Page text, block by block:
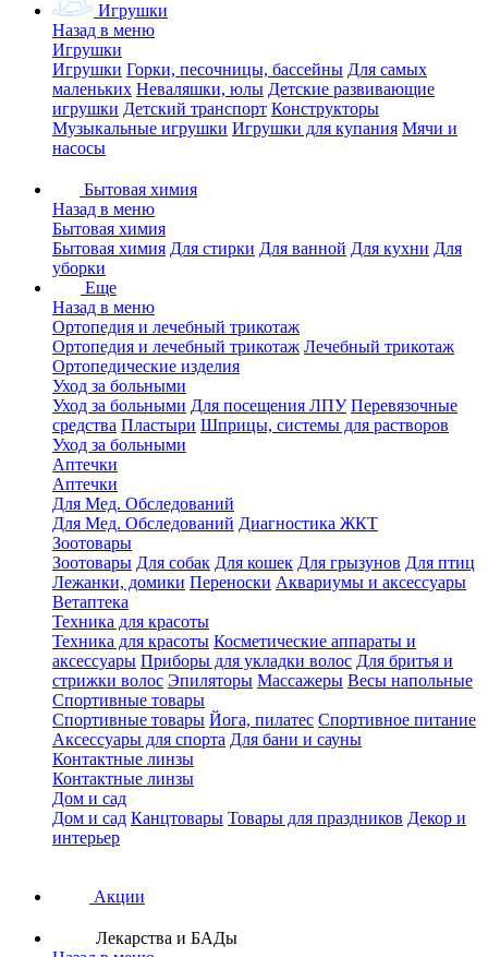
Игрушки
Назад в меню
Игрушки
Игрушки Горки, песочницы, бассейны Для самых
маленьких Неваляшки, юлы Детские развивающие
игрушки Детский транспорт Конструкторы
Музыкальные игрушки Игрушки для купания Мячи и
насосы
Бытовая химия
Назад в меню
Бытовая химия
Бытовая химия Для стирки Для ванной Для кухни Для
уборки
Еще
Назад в меню
Ортопедия и лечебный трикотаж
Ортопедия и лечебный трикотаж Лечебный трикотаж
Ортопедические изделия
Уход за больными
Уход за больными Для посещения ЛПУ Перевязочные
средства Пластыри Шприцы, системы для растворов
Уход за больными
Аптечки
Аптечки
Для Мед. Обследований
Для Мед. Обследований Диагностика ЖКТ
Зоотовары
Зоотовары Для собак Для кошек Для грызунов Для птиц
Лежанки, домики Переноски Аквариумы и аксессуары
Ветаптека
Техника для красоты
Техника для красоты Косметические аппараты и
аксессуары Приборы для укладки волос Для бритья и
стрижки волос Эпиляторы Массажеры Весы напольные
Спортивные товары
Спортивные товары Йога, пилатес Спортивное питание
Аксессуары для спорта Для бани и сауны
Контактные линзы
Контактные линзы
Дом и сад
Дом и сад Канцтовары Товары для праздников Декор и
интерьер
Акции
Лекарства и БАДы